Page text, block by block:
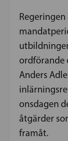
ordförande
Anders
onsdagen
åtgärder
framåt.